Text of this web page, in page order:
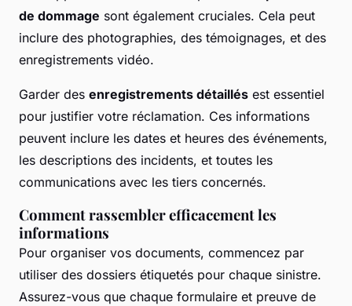
de dommage sont également cruciales. Cela peut
inclure des photographies, des témoignages, et des
enregistrements vidéo.
Garder des enregistrements détaillés est essentiel
pour justifier votre réclamation. Ces informations
peuvent inclure les dates et heures des événements,
les descriptions des incidents, et toutes les
communications avec les tiers concernés.
Comment rassembler efficacement les
informations
Pour organiser vos documents, commencez par
utiliser des dossiers étiquetés pour chaque sinistre.
Assurez-vous que chaque formulaire et preuve de